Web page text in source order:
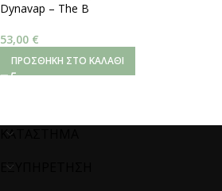
Dynavap – The B
53,00 €
ΠΡΟΣΘΉΚΗ ΣΤΟ ΚΑΛΆΘΙ
ΚΑΤΑΣΤΗΜΑ
ΕΞΥΠΗΡΕΤΗΣΗ